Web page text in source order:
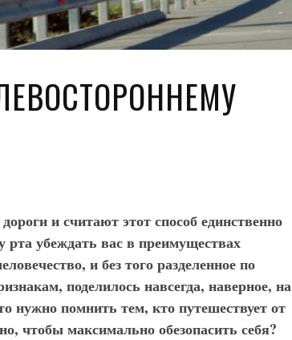
и считают этот способ единственно
рта убеждать вас в преимуществах
и без того разделенное по
поделилось навсегда, наверное, на
нужно помнить тем, кто путешествует от
чтобы максимально обезопасить себя?